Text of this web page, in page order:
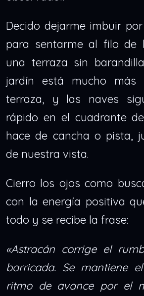
Decido dejarme imbuir
para sentarme al filo de
una terraza sin
jardín está mucho más
terraza, y las naves
rápido en el cuadrante
hace de cancha o pista,
de nuestra vista.
Cierro los ojos como
con la energía positiva
todo y se recibe la frase:
«Astracán corrige el
barricada. Se mantiene
ritmo de avance por el